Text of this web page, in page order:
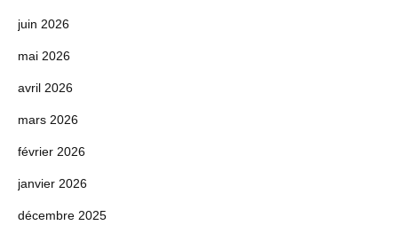
juin 2026
mai 2026
avril 2026
mars 2026
février 2026
janvier 2026
décembre 2025